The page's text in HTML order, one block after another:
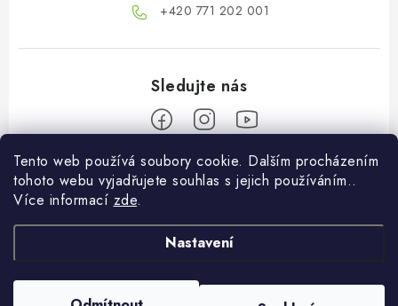
Tento web používá soubory cookie. Dalším procházením
tohoto webu vyjadřujete souhlas s jejich používáním..
Více informací zde.
Nastavení
+420 771 202 001​
Informace pro vás
Doprava a platba
Můj účet